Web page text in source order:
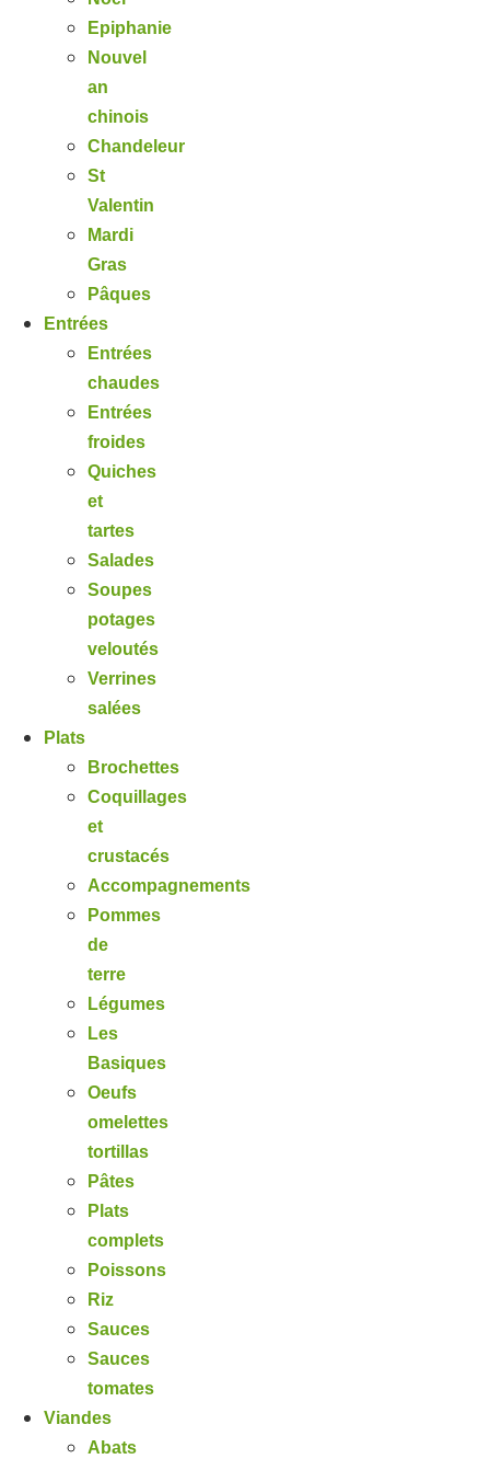
Epiphanie
Nouvel
an
chinois
Chandeleur
St
Valentin
Mardi
Gras
Pâques
Entrées
Entrées
chaudes
Entrées
froides
Quiches
et
tartes
Salades
Soupes
potages
veloutés
Verrines
salées
Plats
Brochettes
Coquillages
et
crustacés
Accompagnements
Pommes
de
terre
Légumes
Les
Basiques
Oeufs
omelettes
tortillas
Pâtes
Plats
complets
Poissons
Riz
Sauces
Sauces
tomates
Viandes
Abats